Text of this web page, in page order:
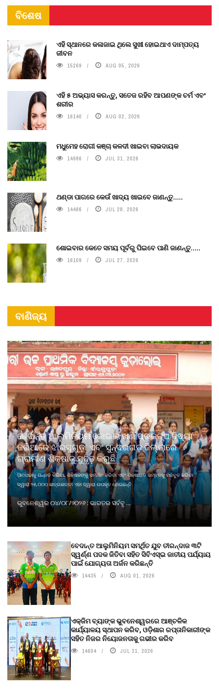
ବିଶେଷ
ଏହି ସ୍ଥାନରେ କଳାଜାଇ ଥିଲେ ସୁଖୀ ହୋଇଥାଏ ଦାମ୍ପତ୍ୟ
ଜୀବନ
15269 AUG 05, 2026
ଏହି ୫ ଅଭ୍ୟାସ କରନ୍ତୁ, ସତେଜ ରହିବ ଆପଣଙ୍କ ଚର୍ମ ଏବଂ
ଶରୀର
16140 AUG 02, 2026
ମଧୁମେହ ରୋଗୀ କଞ୍ଚା କଳଦୀ ଖାଇବା ଲାଭଦାୟକ
14986 JUL 31, 2026
ଥଣ୍ଡା ପାଗରେ କେଉଁ ଖାଦ୍ୟ ଖାଇବେ ଜାଣନ୍ତୁ.....
14486 JUL 28, 2026
ଶୋଇବାର କେତେ ସମୟ ପୂର୍ବରୁ ପିଇବେ ପାଣି ଜାଣନ୍ତୁ.....
16109 JUL 27, 2026
ବାଣିଜ୍ୟ
ବେଦାନ୍ତ ଆଲୁମିନିୟମ କୋଇଲା ଖଣି ପ୍ରକଳ୍ପ ବିଦ୍ୟା
ଜରିଆରେ ଝାରସୁଗୁଡ଼ା ଏବଂ ସୁନ୍ଦରଗଡ଼ ଜିଲ୍ଲାରେ
ଗ୍ରାମୀଣ ଶିକ୍ଷାକୁ ସୁଦୃଢ଼ କରୁଛି
ପାଠପଢାକୁ ଉନ୍ନତ କରିବା, ଶିକ୍ଷକଙ୍କୁ ସମର୍ଥନ କରିବା ଏବଂ ଶିକ୍ଷାଗତ ସମ୍ବଳକୁ ମଜବୁତ କରିବା
ଦ୍ୱାରା ୨୫,୦୦୦ ଛାତ୍ରଛାତ୍ରୀ ଏହା ଦ୍ୱାରା ଉପକୃତ ହୋଇଛନ୍ତି
ଭୁବନେଶ୍ୱର ୦୪/୦୮/୨୦୨୬ : ଭାରତର ସର୍ବବୃ ...
ବେଦାନ୍ତ ଆଲୁମିନିୟମ ସମର୍ଥିତ ଯୁବ ତୀରନ୍ଦାଜ ୩ଟି
ସ୍ୱର୍ଣ୍ଣ ପଦକ ଜିତିବା ସହିତ ସିବିଏସ୍ଇ ଜାତୀୟ ପର୍ଯ୍ୟାୟ
ପାଇଁ ଯୋଗ୍ୟତା ଅର୍ଜନ କରିଛନ୍ତି
14435 AUG 01, 2026
ଏକ୍ଜିମ ବ୍ୟାଙ୍କ ଭୁବନେଶ୍ୱରରେ ଆଞ୍ଚଳିକ
କାର୍ଯ୍ୟାଳୟ ସ୍ଥାପନ କରିବ, ଓଡ଼ିଶାର ରପ୍ତାନିକାରୀଙ୍କ
ସହିତ ନିଜର ନିୟୋଜନତାକୁ ଗଭୀର କରିବ
14604 JUL 31, 2026